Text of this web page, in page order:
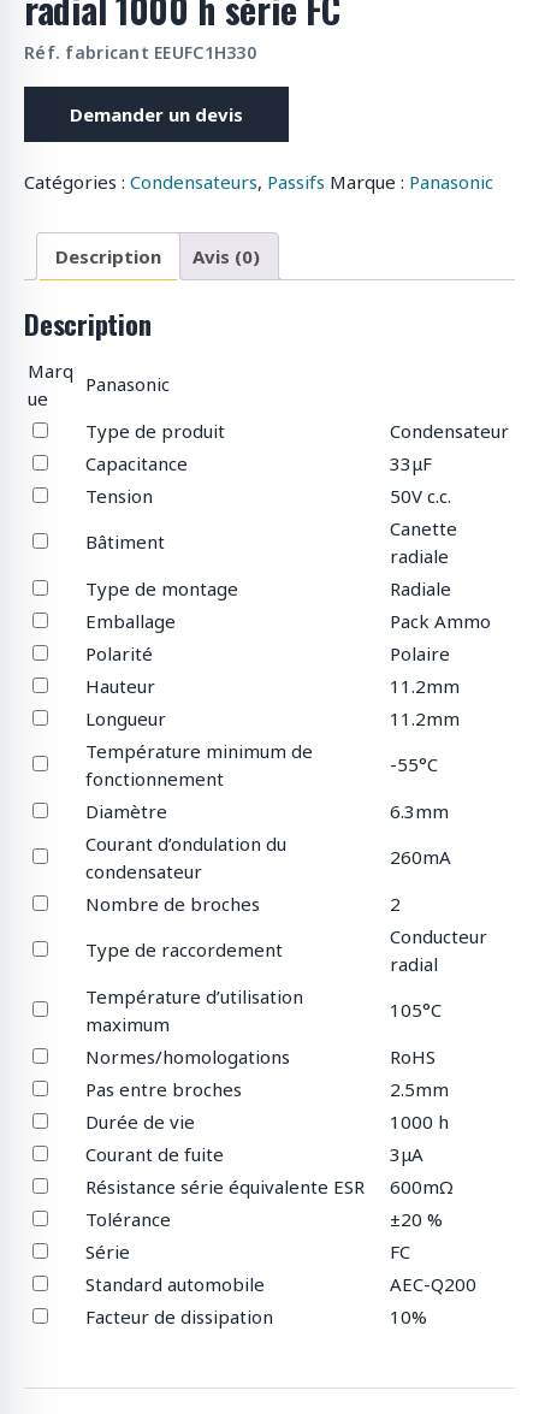
o
d
Réf. fabricant EEUFC1H330
Demander un devis
Catégories : Condensateurs, Passifs Marque : Panasonic
Description Avis (0)
Description
Marq
ue
Panasonic
Type de produit
Condensateur
Capacitance
33μF
Tension
50V c.c.
Bâtiment
Canette
radiale
Type de montage
Radiale
Emballage
Pack Ammo
Polarité
Polaire
Hauteur
11.2mm
Longueur
11.2mm
Température minimum de
fonctionnement
-55°C
Diamètre
6.3mm
Courant d’ondulation du
condensateur
260mA
Nombre de broches
2
Type de raccordement
Conducteur
radial
Température d’utilisation
maximum
105°C
Normes/homologations
RoHS
Pas entre broches
2.5mm
Durée de vie
1000 h
Courant de fuite
3μA
Résistance série équivalente ESR
600mΩ
Tolérance
±20 %
Série
FC
Standard automobile
AEC-Q200
Facteur de dissipation
10%